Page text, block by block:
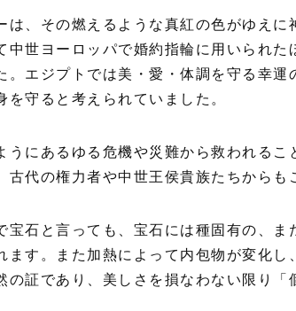
は、その燃えるような真紅の色がゆえ
中世ヨーロッパで婚約指輪に用いられ
。エジプトでは美・愛・体調を守る幸
を守ると考えられていました。
うにあるゆる危機や災難から救われる
古代の権力者や中世王侯貴族たちからも
宝石と言っても、宝石には種固有の、
ます。また加熱によって内包物が変化
の証であり、美しさを損なわない限り「